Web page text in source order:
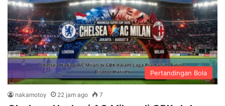
Pertandingan Bola
nakamotoy 22 jam ago 7